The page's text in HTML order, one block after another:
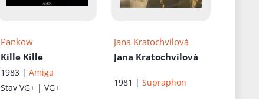
Pankow
Kille Kille
1983 | Amiga
Stav VG+ | VG+
Jana Kratochvílová
Jana Kratochvílová
1981 |Supraphon